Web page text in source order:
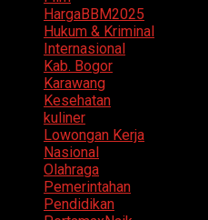
HargaBBM2025
Hukum & Kriminal
Internasional
Kab. Bogor
Karawang
Kesehatan
kuliner
Lowongan Kerja
Nasional
Olahraga
Pemerintahan
Pendidikan